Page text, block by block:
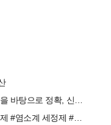
#탄화수소계 세정제 #염소계 세정제 #일반 유기용제 #특수용제 #방청유 #폴리우레탄 이형제